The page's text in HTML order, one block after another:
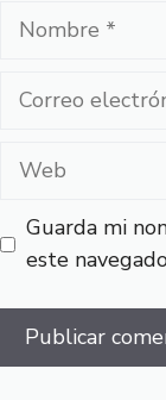
Nombre
Correo
Web
Guarda mi
este